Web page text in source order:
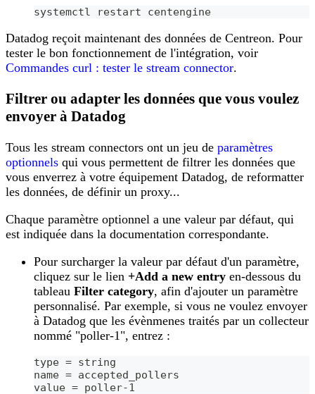
systemctl restart centengine
Datadog reçoit maintenant des données de Centreon. Pour
tester le bon fonctionnement de l'intégration, voir
Commandes curl : tester le stream connector.
Filtrer ou adapter les données que vous voulez
envoyer à Datadog
Tous les stream connectors ont un jeu de paramètres
optionnels qui vous permettent de filtrer les données que
vous enverrez à votre équipement Datadog, de reformatter
les données, de définir un proxy...
Chaque paramètre optionnel a une valeur par défaut, qui
est indiquée dans la documentation correspondante.
Pour surcharger la valeur par défaut d'un paramètre,
cliquez sur le lien +Add a new entry en-dessous du
tableau Filter category, afin d'ajouter un paramètre
personnalisé. Par exemple, si vous ne voulez envoyer
à Datadog que les évènmenes traités par un collecteur
nommé "poller-1", entrez :
type = string
name = accepted_pollers
value = poller-1